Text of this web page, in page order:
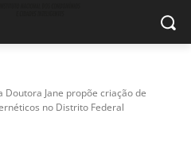
Doutora Jane propõe criação de
no Distrito Federal